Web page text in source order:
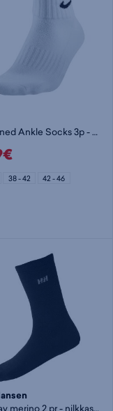
Cushioned Ankle Socks 3p - nilkkasukat
38 - 42 42 - 46
Everyday merino 2 pr - nilkkasukat